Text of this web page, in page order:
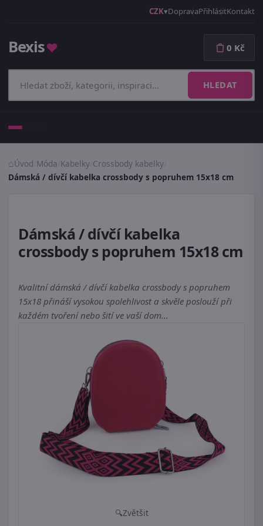
CZK DopravaPřihlásitKontakt
Bexis♥
HLEDAT
0 Kč
Úvod Móda Kabelky Crossbody kabelky
Dámská / dívčí kabelka crossbody s popruhem 15x18 cm
Dámská / dívčí kabelka
crossbody s popruhem 15x18 cm
Kvalitní dámská / dívčí kabelka crossbody s popruhem
15x18 přináší vysokou spolehlivost a skvěle poslouží při
každém tvoření nebo šití ve vaší dom...
Zvětšit